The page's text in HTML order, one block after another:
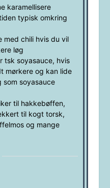
karamellisere
typisk omkring
med chili hvis du vil
løg
tsk soyasauce, hvis
mørkere og kan lide
som soyasauce
til hakkebøffen,
til kogt torsk,
og mange